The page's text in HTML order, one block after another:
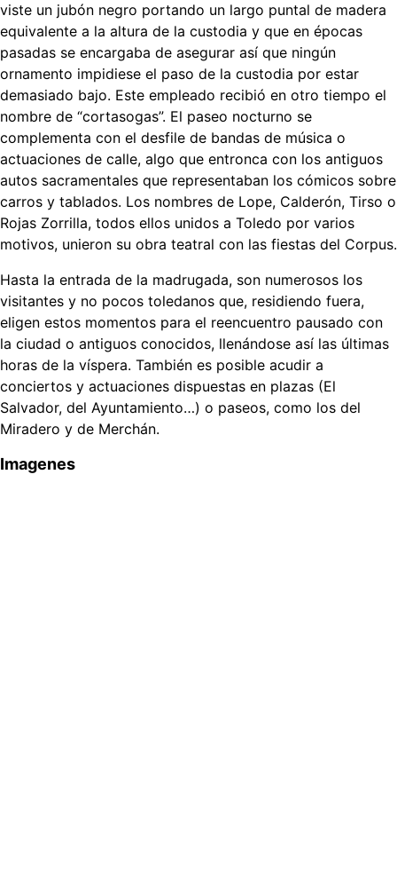
viste un jubón negro portando un largo puntal de madera
equivalente a la altura de la custodia y que en épocas
pasadas se encargaba de asegurar así que ningún
ornamento impidiese el paso de la custodia por estar
demasiado bajo. Este empleado recibió en otro tiempo el
nombre de “cortasogas”. El paseo nocturno se
complementa con el desfile de bandas de música o
actuaciones de calle, algo que entronca con los antiguos
autos sacramentales que representaban los cómicos sobre
carros y tablados. Los nombres de Lope, Calderón, Tirso o
Rojas Zorrilla, todos ellos unidos a Toledo por varios
motivos, unieron su obra teatral con las fiestas del Corpus.
Hasta la entrada de la madrugada, son numerosos los
visitantes y no pocos toledanos que, residiendo fuera,
eligen estos momentos para el reencuentro pausado con
la ciudad o antiguos conocidos, llenándose así las últimas
horas de la víspera. También es posible acudir a
conciertos y actuaciones dispuestas en plazas (El
Salvador, del Ayuntamiento…) o paseos, como los del
Miradero y de Merchán.
Imagenes